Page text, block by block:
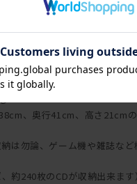
さ23.6cmのスペースで使用出
ば46.7cmの奥行きが取れます
、奥行41cm、高さ21cm
納は勿論、ゲーム機や雑誌な
、約240枚のCDが収納出来ます